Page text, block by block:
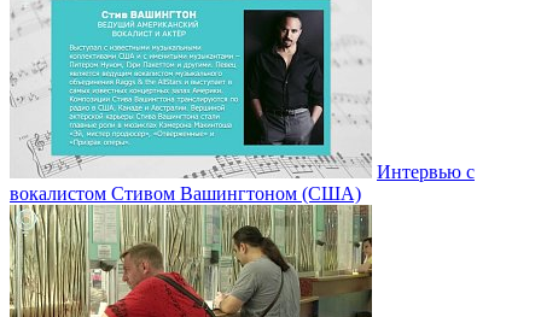
Интервью с
вокалистом Стивом Вашингтоном (США)